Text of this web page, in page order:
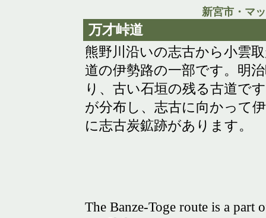
新宮市・マ
万才峠道
熊野川沿いの志古から小雲
道の伊勢路の一部です。明
り、古い石垣の残る古道で
が分布し、志古に向かって
に志古炭鉱跡があります。
The Banze-Toge route is a